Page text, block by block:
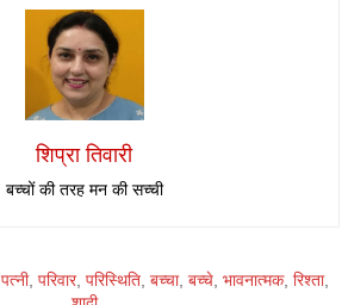
शिप्रा तिवारी
बच्चों की तरह मन की सच्ची
पत्नी, परिवार, परिस्थिति, बच्चा, बच्चे, भावनात्मक, रिश्ता,